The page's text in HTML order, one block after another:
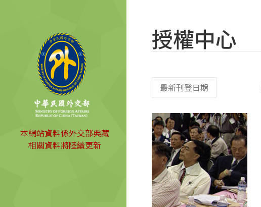
本網站資料係外交部典藏
相關資料將陸續更新
授權中心